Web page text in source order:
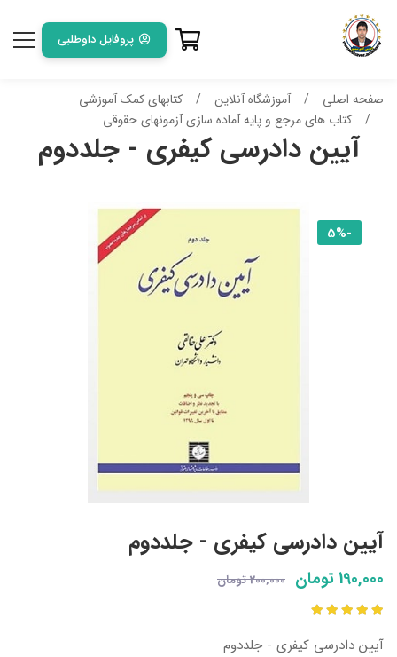
پروفایل داوطلبی
آیین دادرسی کیفری - جلددوم
صفحه اصلی آموزشگاه آنلاین
کتابهای کمک آموزشی
کتاب های مرجع و پایه آماده سازی آزمونهای حقوقی
-5%
آیین دادرسی کیفری - جلددوم
190,000 تومان 200,000 تومان
آیین دادرسی کیفری - جلددوم